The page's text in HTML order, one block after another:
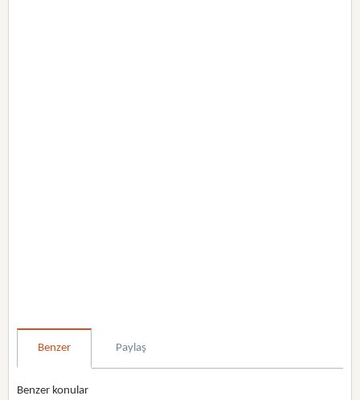
Benzer Paylaş
Benzer konular